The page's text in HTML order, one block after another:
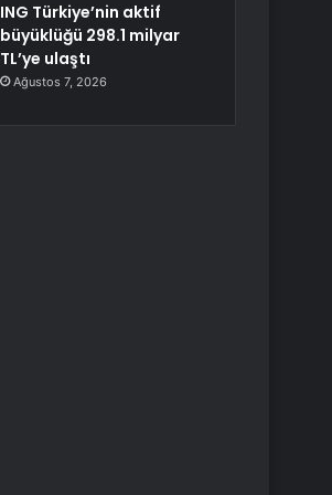
ING Türkiye’nin aktif
büyüklüğü 298.1 milyar
TL’ye ulaştı
Ağustos 7, 2026